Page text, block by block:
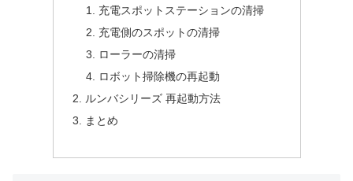
充電スポットステーションの清掃
充電側のスポットの清掃
ローラーの清掃
ロボット掃除機の再起動
ルンバシリーズ 再起動方法
まとめ